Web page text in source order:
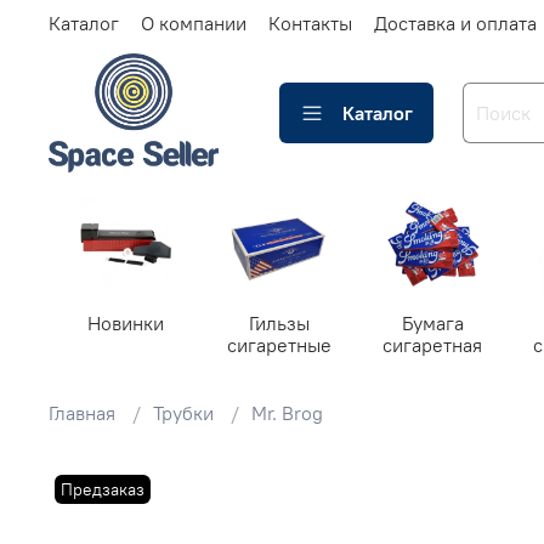
Каталог О компании Контакты Доставка и оплата
Каталог
Новинки
Гильзы
сигаретные
Бумага
сигаретная
Главная Трубки Mr. Brog
Предзаказ